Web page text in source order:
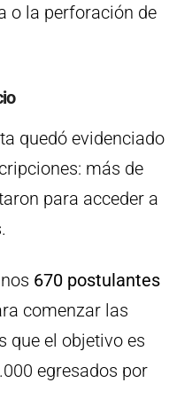
o la perforación de
quedó evidenciado
más de
para acceder a
670 postulantes
comenzar las
que el objetivo es
egresados por